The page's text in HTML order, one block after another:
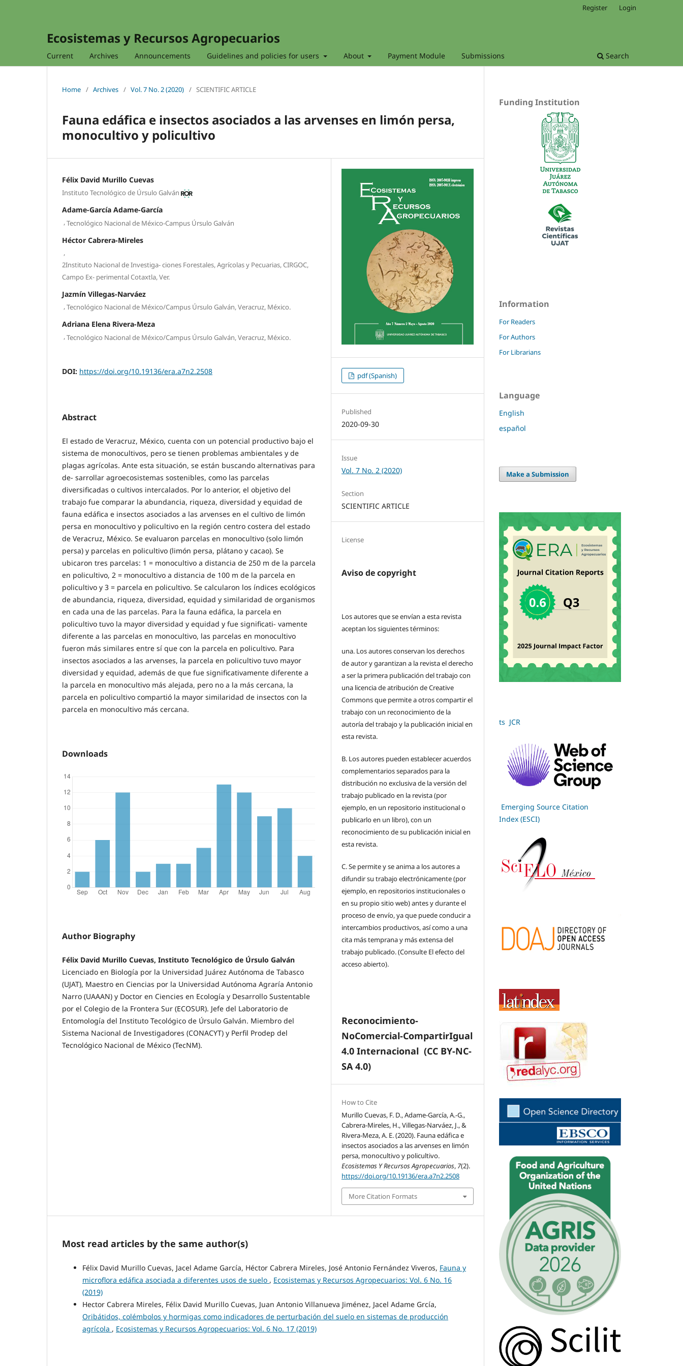
Ecosistemas y Recursos Agropecuarios
Current Archives Announcements Guidelines and policies for users About Payment Module Submissions Search
Register Login
Home / Archives / Vol. 7 No. 2 (2020) / SCIENTIFIC ARTICLE
Fauna edáfica e insectos asociados a las arvenses en limón persa,
monocultivo y policultivo
Félix David Murillo Cuevas
Instituto Tecnológico de Úrsulo Galván
Adame-García Adame-García
,Tecnológico Nacional de México-Campus Úrsulo Galván
Héctor Cabrera-Mireles
,
2Instituto Nacional de Investiga- ciones Forestales, Agrícolas y Pecuarias, CIRGOC,
Campo Ex- perimental Cotaxtla, Ver.
Jazmín Villegas-Narváez
,Tecnológico Nacional de México/Campus Úrsulo Galván, Veracruz, México.
Adriana Elena Rivera-Meza
,Tecnológico Nacional de México/Campus Úrsulo Galván, Veracruz, México.
DOI: https://doi.org/10.19136/era.a7n2.2508
Abstract
El estado de Veracruz, México, cuenta con un potencial productivo bajo el
sistema de monocultivos, pero se tienen problemas ambientales y de
plagas agrícolas. Ante esta situación, se están buscando alternativas para
de- sarrollar agroecosistemas sostenibles, como las parcelas
diversificadas o cultivos intercalados. Por lo anterior, el objetivo del
trabajo fue comparar la abundancia, riqueza, diversidad y equidad de
fauna edáfica e insectos asociados a las arvenses en el cultivo de limón
persa en monocultivo y policultivo en la región centro costera del estado
de Veracruz, México. Se evaluaron parcelas en monocultivo (solo limón
persa) y parcelas en policultivo (limón persa, plátano y cacao). Se
ubicaron tres parcelas: 1 = monocultivo a distancia de 250 m de la parcela
en policultivo, 2 = monocultivo a distancia de 100 m de la parcela en
policultivo y 3 = parcela en policultivo. Se calcularon los índices ecológicos
de abundancia, riqueza, diversidad, equidad y similaridad de organismos
en cada una de las parcelas. Para la fauna edáfica, la parcela en
policultivo tuvo la mayor diversidad y equidad y fue significati- vamente
diferente a las parcelas en monocultivo, las parcelas en monocultivo
fueron más similares entre sí que con la parcela en policultivo. Para
insectos asociados a las arvenses, la parcela en policultivo tuvo mayor
diversidad y equidad, además de que fue significativamente diferente a
la parcela en monocultivo más alejada, pero no a la más cercana, la
parcela en policultivo compartió la mayor similaridad de insectos con la
parcela en monocultivo más cercana.
Downloads
Author Biography
Félix David Murillo Cuevas, Instituto Tecnológico de Úrsulo Galván
Licenciado en Biología por la Universidad Juárez Autónoma de Tabasco
(UJAT), Maestro en Ciencias por la Universidad Autónoma Agraría Antonio
Narro (UAAAN) y Doctor en Ciencies en Ecología y Desarrollo Sustentable
por el Colegio de la Frontera Sur (ECOSUR). Jefe del Laboratorio de
Entomología del Instituto Tecológico de Úrsulo Galván. Miembro del
Sistema Nacional de Investigadores (CONACYT) y Perfil Prodep del
Tecnológico Nacional de México (TecNM).
pdf (Spanish)
Published
2020-09-30
Issue
Vol. 7 No. 2 (2020)
Section
SCIENTIFIC ARTICLE
License
Aviso de copyright
Los autores que se envían a esta revista
aceptan los siguientes términos:
una. Los autores conservan los derechos
de autor y garantizan a la revista el derecho
a ser la primera publicación del trabajo con
una licencia de atribución de Creative
Commons que permite a otros compartir el
trabajo con un reconocimiento de la
autoría del trabajo y la publicación inicial en
esta revista.
B. Los autores pueden establecer acuerdos
complementarios separados para la
distribución no exclusiva de la versión del
trabajo publicado en la revista (por
ejemplo, en un repositorio institucional o
publicarlo en un libro), con un
reconocimiento de su publicación inicial en
esta revista.
C.Se permite y se anima a los autores a
difundir su trabajo electrónicamente (por
ejemplo, en repositorios institucionales o
en su propio sitio web) antes y durante el
proceso de envío, ya que puede conducir a
intercambios productivos, así como a una
cita más temprana y más extensa del
trabajo publicado. (Consulte El efecto del
acceso abierto).
Reconocimiento-
NoComercial-CompartirIgual
4.0 Internacional (CC BY-NC-
SA 4.0)
How to Cite
Murillo Cuevas, F. D., Adame-García, A.-G.,
Cabrera-Mireles, H., Villegas-Narváez, J., &
Rivera-Meza, A. E. (2020). Fauna edáfica e
insectos asociados a las arvenses en limón
persa, monocultivo y policultivo.
Ecosistemas Y Recursos Agropecuarios, 7(2).
https://doi.org/10.19136/era.a7n2.2508
More Citation Formats
Most read articles by the same author(s)
Félix David Murillo Cuevas, Jacel Adame García, Héctor Cabrera Mireles, José Antonio Fernández Viveros, Fauna y
microflora edáfica asociada a diferentes usos de suelo , Ecosistemas y Recursos Agropecuarios: Vol. 6 No. 16
(2019)
Hector Cabrera Mireles, Félix David Murillo Cuevas, Juan Antonio Villanueva Jiménez, Jacel Adame Grcía,
Oribátidos, colémbolos y hormigas como indicadores de perturbación del suelo en sistemas de producción
agrícola , Ecosistemas y Recursos Agropecuarios: Vol. 6 No. 17 (2019)
Funding Institution
Information
For Readers
For Authors
For Librarians
Language
English
español
Make a Submission
ts JCR
Emerging Source Citation
Index (ESCI)